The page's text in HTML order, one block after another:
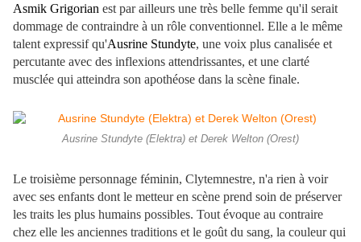
Asmik Grigorian est par ailleurs une très belle femme qu'il serait
dommage de contraindre à un rôle conventionnel. Elle a le même
talent expressif qu'Ausrine Stundyte, une voix plus canalisée et
percutante avec des inflexions attendrissantes, et une clarté
musclée qui atteindra son apothéose dans la scène finale.
Ausrine Stundyte (Elektra) et Derek Welton (Orest)
Le troisième personnage féminin, Clytemnestre, n'a rien à voir
avec ses enfants dont le metteur en scène prend soin de préserver
les traits les plus humains possibles. Tout évoque au contraire
chez elle les anciennes traditions et le goût du sang, la couleur qui